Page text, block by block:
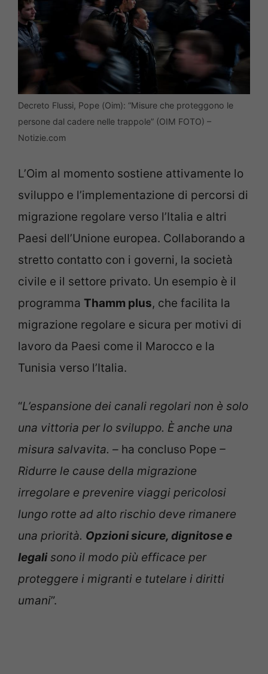
Decreto Flussi, Pope (Oim): “Misure che proteggono le
persone dal cadere nelle trappole” (OIM FOTO) –
Notizie.com
L’Oim al momento sostiene attivamente lo
sviluppo e l’implementazione di percorsi di
migrazione regolare verso l’Italia e altri
Paesi dell’Unione europea. Collaborando a
stretto contatto con i governi, la società
civile e il settore privato. Un esempio è il
programma Thamm plus, che facilita la
migrazione regolare e sicura per motivi di
lavoro da Paesi come il Marocco e la
Tunisia verso l’Italia.
“L’espansione dei canali regolari non è solo
una vittoria per lo sviluppo. È anche una
misura salvavita. – ha concluso Pope –
Ridurre le cause della migrazione
irregolare e prevenire viaggi pericolosi
lungo rotte ad alto rischio deve rimanere
una priorità. Opzioni sicure, dignitose e
legalisono il modo più efficace per
proteggere i migranti e tutelare i diritti
umani”.